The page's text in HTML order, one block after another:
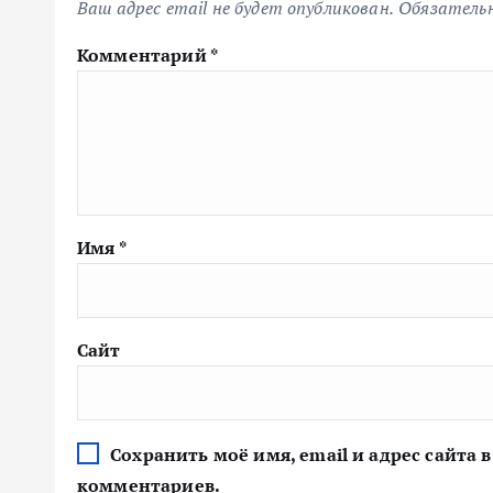
Ваш адрес email не будет опубликован.
Комментарий*
Имя *
Сайт
Сохранить моё имя, email и адрес сайта
комментариев.